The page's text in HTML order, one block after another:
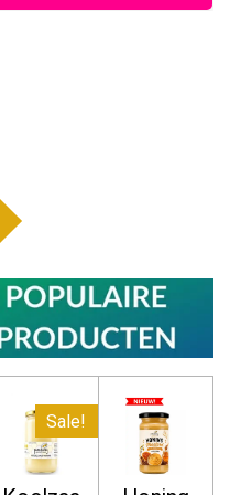
Sale!